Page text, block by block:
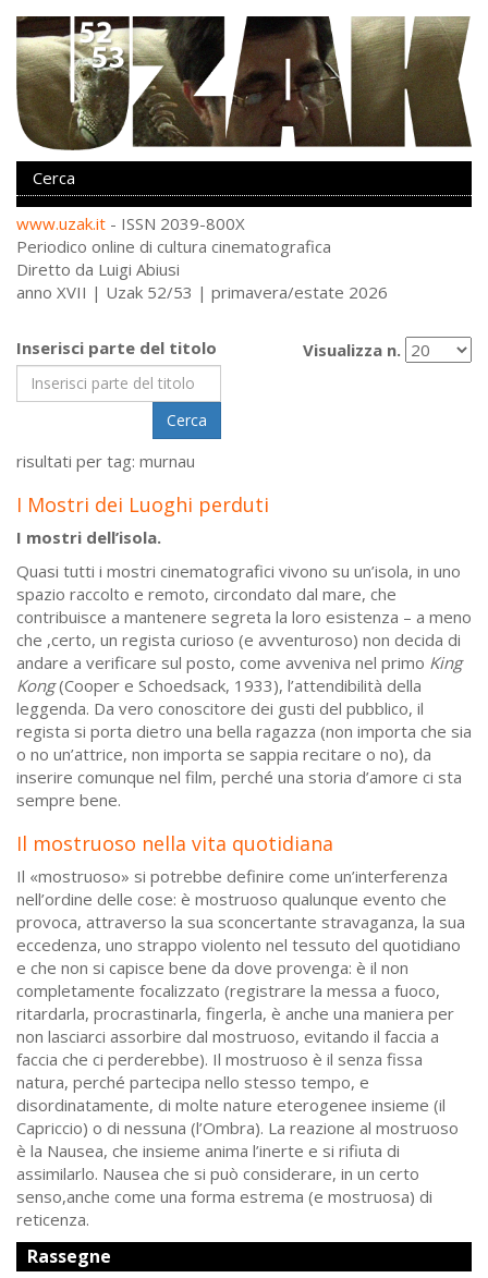
www.uzak.it - ISSN 2039-800X
Periodico online di cultura cinematografica
Diretto da Luigi Abiusi
anno XVII | Uzak 52/53 | primavera/estate 2026
Inserisci parte del titolo
Cerca
Visualizza n.
risultati per tag: murnau
I Mostri dei Luoghi perduti
I mostri dell’isola.
Quasi tutti i mostri cinematografici vivono su un’isola, in uno
spazio raccolto e remoto, circondato dal mare, che
contribuisce a mantenere segreta la loro esistenza – a meno
che ,certo, un regista curioso (e avventuroso) non decida di
andare a verificare sul posto, come avveniva nel primo King
Kong(Cooper e Schoedsack, 1933), l’attendibilità della
leggenda. Da vero conoscitore dei gusti del pubblico, il
regista si porta dietro una bella ragazza (non importa che sia
o no un’attrice, non importa se sappia recitare o no), da
inserire comunque nel film, perché una storia d’amore ci sta
sempre bene.
Il mostruoso nella vita quotidiana
Il «mostruoso» si potrebbe definire come un’interferenza
nell’ordine delle cose: è mostruoso qualunque evento che
provoca, attraverso la sua sconcertante stravaganza, la sua
eccedenza, uno strappo violento nel tessuto del quotidiano
e che non si capisce bene da dove provenga: è il non
completamente focalizzato (registrare la messa a fuoco,
ritardarla, procrastinarla, fingerla, è anche una maniera per
non lasciarci assorbire dal mostruoso, evitando il faccia a
faccia che ci perderebbe). Il mostruoso è il senza fissa
natura, perché partecipa nello stesso tempo, e
disordinatamente, di molte nature eterogenee insieme (il
Capriccio) o di nessuna (l’Ombra). La reazione al mostruoso
è la Nausea, che insieme anima l’inerte e si rifiuta di
assimilarlo. Nausea che si può considerare, in un certo
senso,anche come una forma estrema (e mostruosa) di
reticenza.
Rassegne